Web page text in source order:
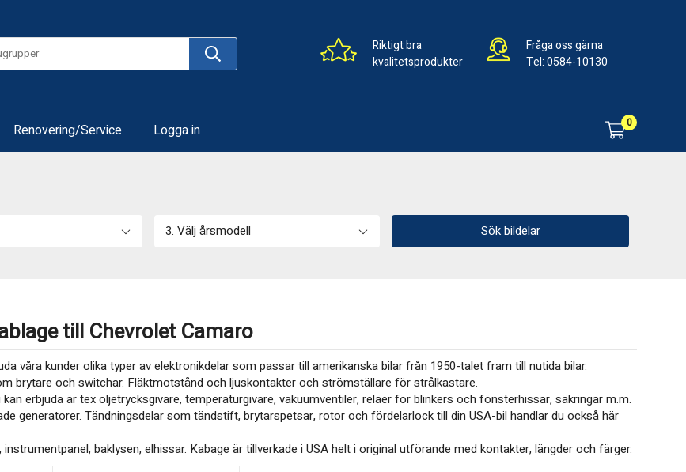
Riktigt bra
kvalitetsprodukter
Fråga oss gärna
Tel:0584-10130
Renovering/Service Logga in 0
3. Välj årsmodell Sök bildelar
till Chevrolet Camaro
våra kunder olika typer av elektronikdelar som passar till amerikanska bilar från 1950-talet fram till nutida bilar.
brytare och switchar. Fläktmotstånd och ljuskontakter och strömställare för strålkastare.
erbjuda är tex oljetrycksgivare, temperaturgivare, vakuumventiler, reläer för blinkers och fönsterhissar, säkringar m.m.
generatorer. Tändningsdelar som tändstift, brytarspetsar, rotor och fördelarlock till din USA-bil handlar du också här
baklysen, elhissar. Kabage är tillverkade i USA helt i original utförande med kontakter, längder och färger.